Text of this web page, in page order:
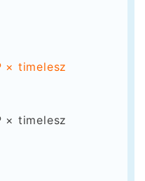
× timelesz
× timelesz